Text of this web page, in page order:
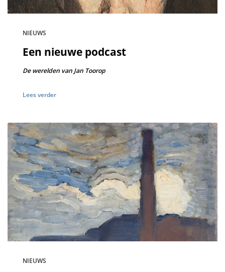
NIEUWS
Een nieuwe podcast
De werelden van Jan Toorop
Lees verder
NIEUWS